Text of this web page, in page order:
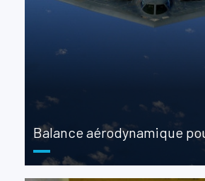
Balance aérodynamique